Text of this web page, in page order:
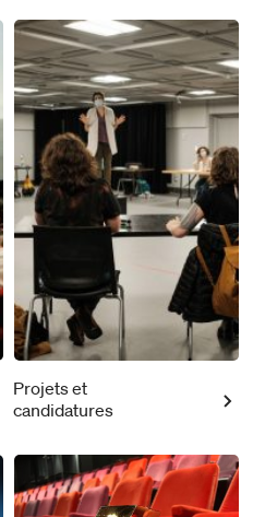
Projets et
candidatures